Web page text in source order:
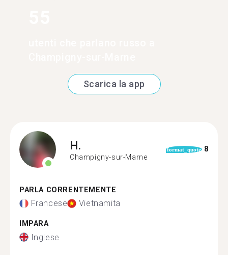
Scarica la app
H.
Champigny-sur-Marne
format_quote 8
PARLA CORRENTEMENTE
Francese Vietnamita
IMPARA
Inglese